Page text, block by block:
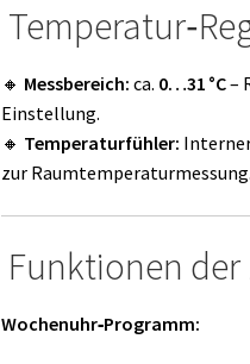
🔸 Messbereich: ca. 0…31 °C–
Einstellung.
🔸 Temperaturfühler: Interner
zur Raumtemperaturmessung.
Funktionen
Wochenuhr‑Programm: